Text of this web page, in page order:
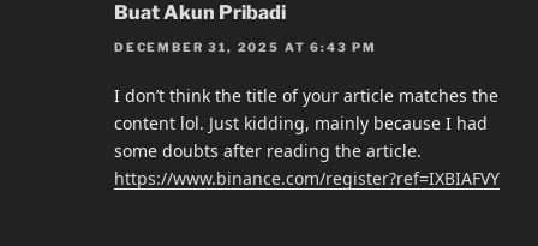
Buat Akun Pribadi
DECEMBER 31, 2025 AT 6:43 PM
I don’t think the title of your article matches the
content lol. Just kidding, mainly because I had
some doubts after reading the article.
https://www.binance.com/register?ref=IXBIAFVY